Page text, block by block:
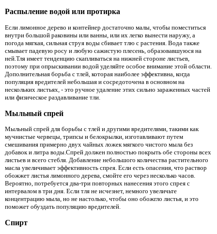
Распыление водой или протирка
Если лимонное дерево и контейнер достаточно малы, чтобы поместиться
внутри большой раковины или ванны, или их легко вынести наружу, а
погода мягкая, сильная струя воды сбивает тлю с растения. Вода также
смывает падевую росу и любую сажистую плесень, образовавшуюся на
ней.Тля имеет тенденцию скапливаться на нижней стороне листьев,
поэтому при опрыскивании водой уделяйте особое внимание этой области.
Дополнительная борьба с тлей, которая наиболее эффективна, когда
популяция вредителей небольшая и сосредоточена в основном на
нескольких листьях, - это ручное удаление этих сильно зараженных частей
или физическое раздавливание тли.
Мыльный спрей
Мыльный спрей для борьбы с тлей и другими вредителями, такими как
мучнистые червецы, трипсы и белокрылки, изготавливают путем
смешивания примерно двух чайных ложек мягкого чистого мыла без
добавок и литра воды.Спрей должен полностью покрыть обе стороны всех
листьев и всего стебля. Добавление небольшого количества растительного
масла увеличивает эффективность спрея. Если есть опасения, что раствор
обожжет листья лимонного дерева, смойте его через несколько часов.
Вероятно, потребуется два-три повторных нанесения этого спрея с
интервалом в три дня. Если тля не исчезнет, ​​немного увеличьте
концентрацию мыла, но не настолько, чтобы оно обожгло листья, и это
поможет обуздать популяцию вредителей.
Спирт